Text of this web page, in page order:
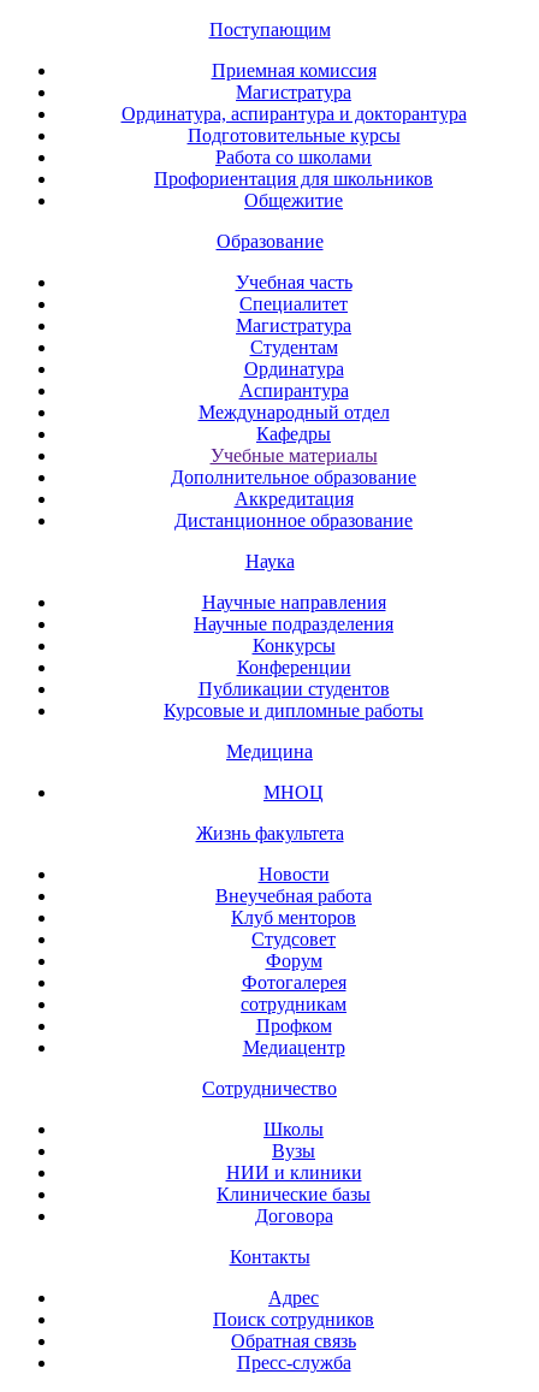
Поступающим
Приемная комиссия
Магистратура
Ординатура, аспирантура и докторантура
Подготовительные курсы
Работа со школами
Профориентация для школьников
Общежитие
Образование
Учебная часть
Специалитет
Магистратура
Студентам
Ординатура
Аспирантура
Международный отдел
Кафедры
Учебные материалы
Дополнительное образование
Аккредитация
Дистанционное образование
Наука
Научные направления
Научные подразделения
Конкурсы
Конференции
Публикации студентов
Курсовые и дипломные работы
Медицина
МНОЦ
Жизнь факультета
Новости
Внеучебная работа
Клуб менторов
Студсовет
Форум
Фотогалерея
сотрудникам
Профком
Медиацентр
Сотрудничество
Школы
Вузы
НИИ и клиники
Клинические базы
Договора
Контакты
Адрес
Поиск сотрудников
Обратная связь
Пресс-служба